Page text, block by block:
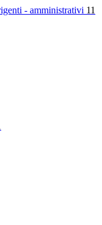
- amministrativi 11